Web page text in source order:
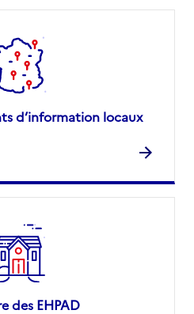
d’information locaux
des EHPAD